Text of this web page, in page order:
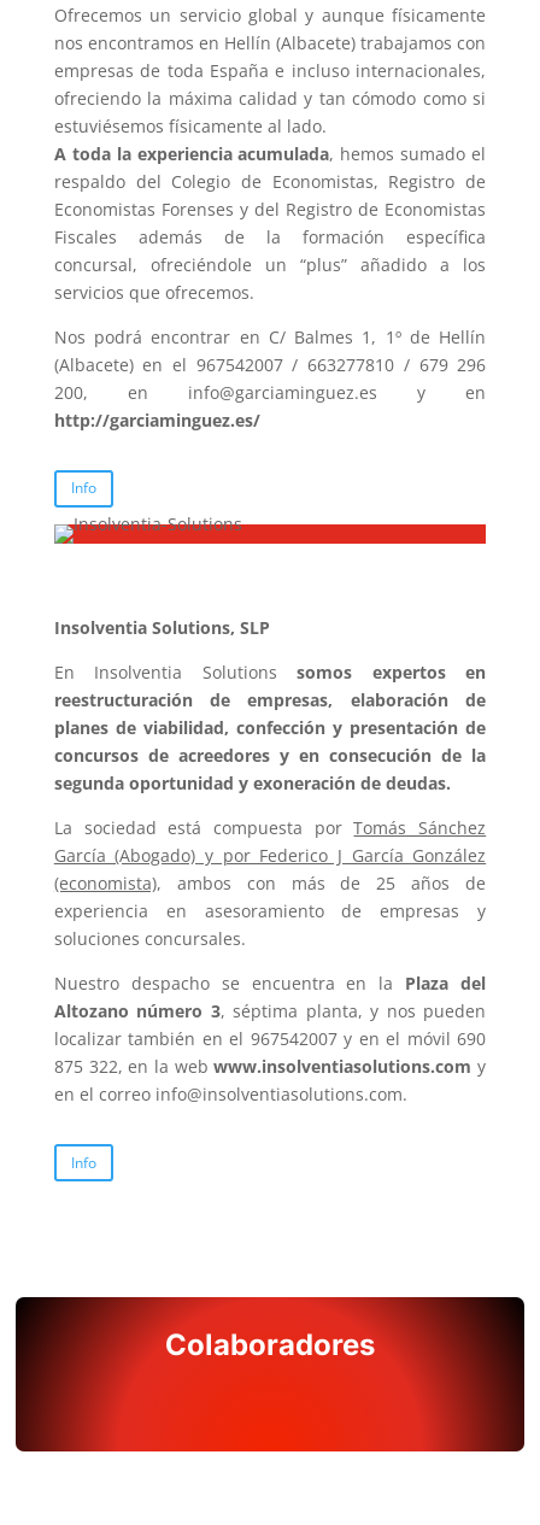
Ofrecemos un servicio global y aunque físicamente
nos encontramos en Hellín (Albacete) trabajamos con
empresas de toda España e incluso internacionales,
ofreciendo la máxima calidad y tan cómodo como si
estuviésemos físicamente al lado.
A toda la experiencia acumulada, hemos sumado el
respaldo del Colegio de Economistas, Registro de
Economistas Forenses y del Registro de Economistas
Fiscales además de la formación específica
concursal, ofreciéndole un “plus” añadido a los
servicios que ofrecemos.
Nos podrá encontrar en C/ Balmes 1, 1º de Hellín
(Albacete) en el 967542007 / 663277810 / 679 296
200, en info@garciaminguez.es y en
http://garciaminguez.es/
Info
Insolventia Solutions, SLP
En Insolventia Solutionssomos expertos en
reestructuración de empresas, elaboración de
planes de viabilidad, confección y presentación de
concursos de acreedores y en consecución de la
segunda oportunidad y exoneración de deudas.
La sociedad está compuesta porTomás Sánchez
García (Abogado) y por Federico J García González
(economista), ambos con más de 25 años de
experiencia en asesoramiento de empresas y
soluciones concursales.
Nuestro despacho se encuentra en la Plaza del
Altozano número 3, séptima planta, y nos pueden
localizar también en el 967542007 y en el móvil 690
875 322, en la webwww.insolventiasolutions.com y
en el correo info@insolventiasolutions.com.
Info
Colaboradores